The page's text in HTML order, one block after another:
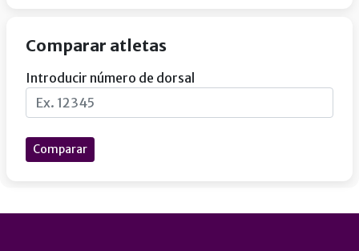
Comparar atletas
Introducir número de dorsal
Comparar